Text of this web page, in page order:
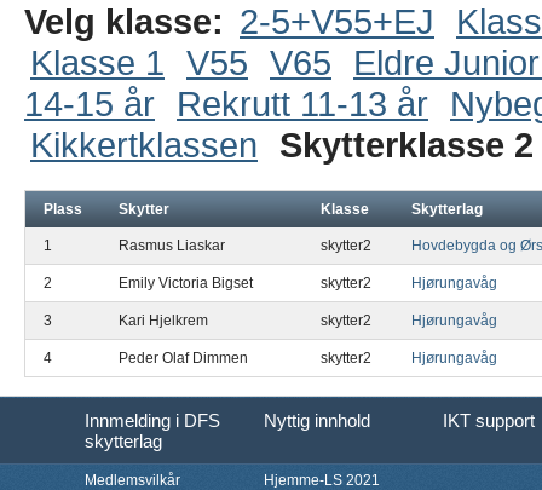
Velg klasse: 2-5+V55+EJ
Klasse 1 V55 V65
Eldre
14-15 år
Rekrutt 11-13 år
Kikkertklassen
Skytterklasse 2
Plass Skytter Klasse Skytterlag
1 Rasmus Liaskar skytter2 Hovdebygda og
2 Emily Victoria Bigset skytter2 Hjørungavåg
3 Kari Hjelkrem skytter2 Hjørungavåg
4 Peder Olaf Dimmen skytter2 Hjørungavåg
Innmelding i DFS
skytterlag
Nyttig innhold IKT support
Medlemsvilkår
Hjemme-LS 2021